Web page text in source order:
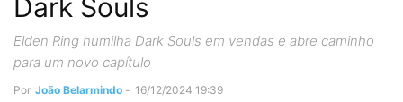
Dark Souls
Elden Ring humilha Dark Souls em vendas e abre caminho
para um novo capítulo
Por João Belarmindo - 16/12/2024 19:39